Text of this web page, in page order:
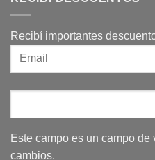
Recibí importantes
Este campo es un campo
cambios.